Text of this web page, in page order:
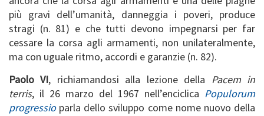
più gravi dell’umanità, danneggia i poveri, produce
stragi (n. 81) e che tutti devono impegnarsi per far
cessare la corsa agli armamenti, non unilateralmente,
ma con uguale ritmo, accordi e garanzie (n. 82).
Paolo VI, richiamandosi alla lezione della Pacem in
terris, il 26 marzo del 1967 nell’enciclica Populorum
progressioparla dello sviluppo come nome nuovo della